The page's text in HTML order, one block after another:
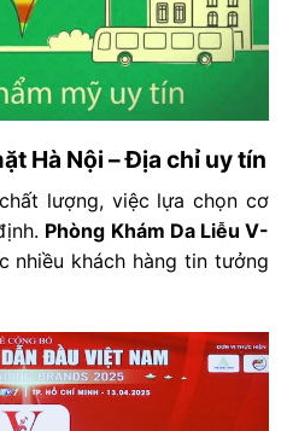
Hà Nội – Địa chỉ uy tín
lượng, việc lựa chọn cơ
Phòng Khám Da Liễu V-
nhiều khách hàng tin tưởng